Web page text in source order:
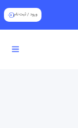
ورود /ثبت نام